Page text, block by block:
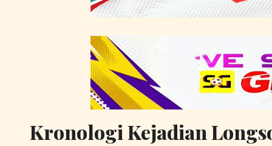
Kronologi Kejadian